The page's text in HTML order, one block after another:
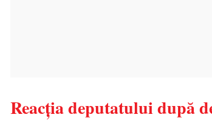
Reacția deputatului după